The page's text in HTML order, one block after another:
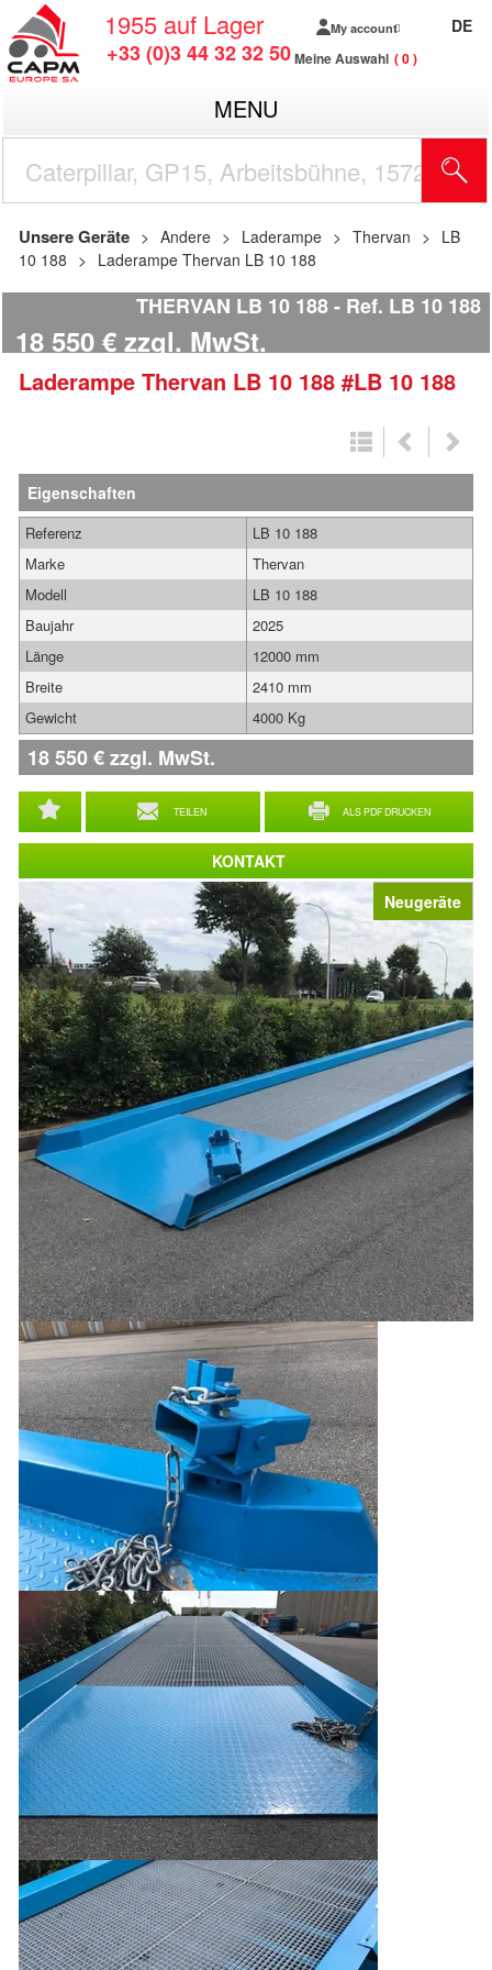
1955 auf Lager
+33 (0)3 44 32 32 50
My account
Meine Auswahl 0
DE
MENU
Unsere Geräte Andere Laderampe Thervan
LB
10 188
Laderampe Thervan LB 10 188
THERVAN LB 10 188 Ref. LB 10 188
18 550 € zzgl. MwSt.
Laderampe Thervan LB 10 188 #LB 10 188
Neugeräte
Eigenschaften
TEILEN ALS PDF DRUCKEN
Referenz
LB 10 188
Marke
Thervan
Modell
LB 10 188
Baujahr
2025
Länge
12000 mm
Breite
2410 mm
Gewicht
4000 Kg
18 550€zzgl. MwSt.
KONTAKT